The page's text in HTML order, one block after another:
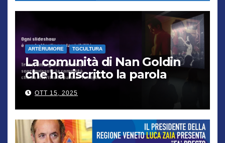
ARTÈRUMORE TGCULTURA
La comunità di Nan Goldin
che ha riscritto la parola
“famiglia”
OTT 15, 2025